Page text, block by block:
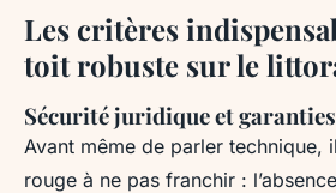
Les critères
toit robuste sur le
Sécurité juridique et
Avant même de parler technique,
rouge à ne pas franchir :